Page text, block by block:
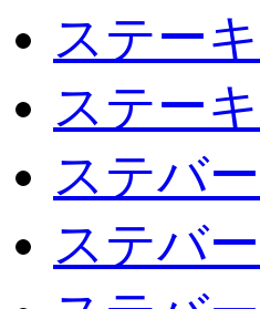
ステー
ステー
ステバ
ステバ